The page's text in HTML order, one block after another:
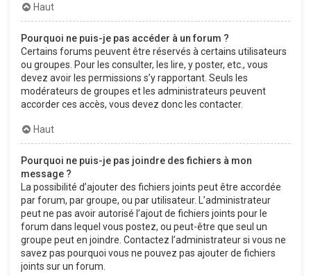
Haut
Pourquoi ne puis-je pas accéder à un forum ?
Certains forums peuvent être réservés à certains utilisateurs
ou groupes. Pour les consulter, les lire, y poster, etc., vous
devez avoir les permissions s’y rapportant. Seuls les
modérateurs de groupes et les administrateurs peuvent
accorder ces accès, vous devez donc les contacter.
Haut
Pourquoi ne puis-je pas joindre des fichiers à mon
message ?
La possibilité d’ajouter des fichiers joints peut être accordée
par forum, par groupe, ou par utilisateur. L’administrateur
peut ne pas avoir autorisé l’ajout de fichiers joints pour le
forum dans lequel vous postez, ou peut-être que seul un
groupe peut en joindre. Contactez l’administrateur si vous ne
savez pas pourquoi vous ne pouvez pas ajouter de fichiers
joints sur un forum.